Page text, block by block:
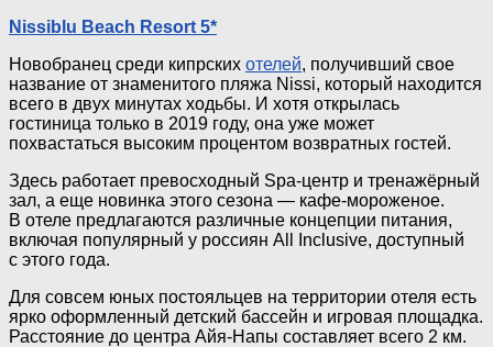
Nissiblu Beach Resort 5*
Новобранец среди кипрских отелей, получивший свое
название от знаменитого пляжа Nissi, который находится
всего в двух минутах ходьбы. И хотя открылась
гостиница только в 2019 году, она уже может
похвастаться высоким процентом возвратных гостей.
Здесь работает превосходный Spa-центр и тренажёрный
зал, а еще новинка этого сезона — кафе-мороженое.
В отеле предлагаются различные концепции питания,
включая популярный у россиян All Inclusive, доступный
с этого года.
Для совсем юных постояльцев на территории отеля есть
ярко оформленный детский бассейн и игровая площадка.
Расстояние до центра Айя-Напы составляет всего 2 км.